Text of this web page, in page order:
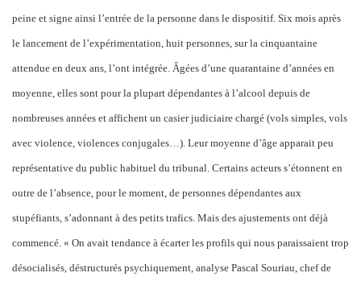
peine et signe ainsi l’entrée de la personne dans le dispositif. Six mois après
le lancement de l’expérimentation, huit personnes, sur la cinquantaine
attendue en deux ans, l’ont intégrée. Âgées d’une quarantaine d’années en
moyenne, elles sont pour la plupart dépendantes à l’alcool depuis de
nombreuses années et affichent un casier judiciaire chargé (vols simples, vols
avec violence, violences conjugales…). Leur moyenne d’âge apparait peu
représentative du public habituel du tribunal. Certains acteurs s’étonnent en
outre de l’absence, pour le moment, de personnes dépendantes aux
stupéfiants, s’adonnant à des petits trafics. Mais des ajustements ont déjà
commencé. « On avait tendance à écarter les profils qui nous paraissaient trop
désocialisés, déstructurés psychiquement, analyse Pascal Souriau, chef de